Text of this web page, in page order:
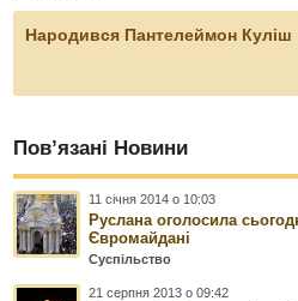
Народився Пантелеймон Куліш
Пов’язані Новини
11 січня 2014 о 10:03
Руслана оголосила
Євромайдані
Суспільство
21 серпня 2013 о 09:42